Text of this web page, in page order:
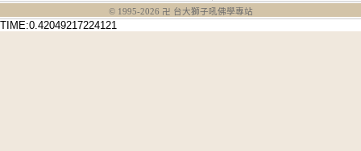
© 1995-2026 卍 台大獅子吼佛學專站
TIME:0.42049217224121